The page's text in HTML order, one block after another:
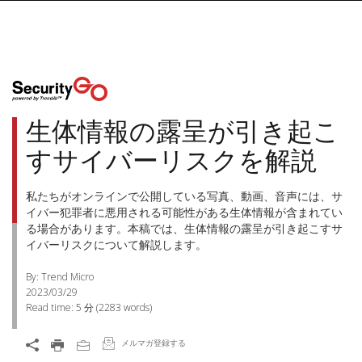
生体情報の露呈が引き起こ
すサイバーリスクを解説
私たちがオンラインで公開している写真、動画、音声には、サ
イバー犯罪者に悪用される可能性がある生体情報が含まれてい
る場合があります。本稿では、生体情報の露呈が引き起こすサ
イバーリスクについて解説します。
By: Trend Micro
2023/03/29
Read time: 5 分(2283 words)
メルマガ登録する